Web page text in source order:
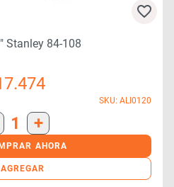
Stanley 84-108
SKU: ALI0120
1 +
AHORA
AGREGAR